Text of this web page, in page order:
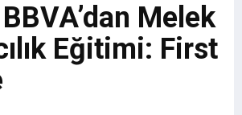
Melek
Eğitimi: First